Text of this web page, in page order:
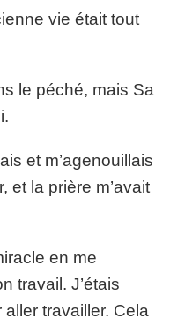
vie était tout
le péché, mais Sa
et m’agenouillais
et la prière m’avait
en me
travail. J’étais
travailler. Cela